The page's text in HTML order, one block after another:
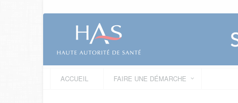
ACCUEIL FAIRE UNE DÉMARCHE